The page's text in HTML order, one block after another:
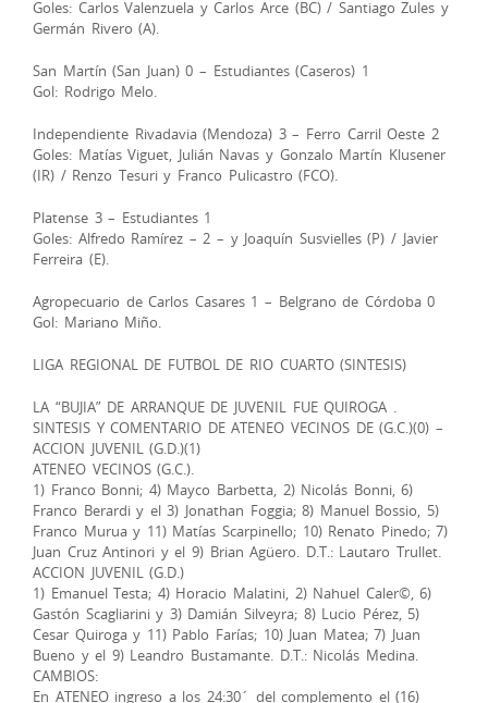
Goles: Carlos Valenzuela y Carlos Arce (BC) / Santiago Zules y
Germán Rivero (A).
San Martín (San Juan) 0 – Estudiantes (Caseros) 1
Gol: Rodrigo Melo.
Independiente Rivadavia (Mendoza) 3 – Ferro Carril Oeste 2
Goles: Matías Viguet, Julián Navas y Gonzalo Martín Klusener
(IR) / Renzo Tesuri y Franco Pulicastro (FCO).
Platense 3 – Estudiantes 1
Goles: Alfredo Ramírez – 2 – y Joaquín Susvielles (P) / Javier
Ferreira (E).
Agropecuario de Carlos Casares 1 – Belgrano de Córdoba 0
Gol: Mariano Miño.
LIGA REGIONAL DE FUTBOL DE RIO CUARTO (SINTESIS)
LA “BUJIA” DE ARRANQUE DE JUVENIL FUE QUIROGA .
SINTESIS Y COMENTARIO DE ATENEO VECINOS DE (G.C.)(0) –
ACCION JUVENIL (G.D.)(1)
ATENEO VECINOS (G.C.).
1) Franco Bonni; 4) Mayco Barbetta, 2) Nicolás Bonni, 6)
Franco Berardi y el 3) Jonathan Foggia; 8) Manuel Bossio, 5)
Franco Murua y 11) Matías Scarpinello; 10) Renato Pinedo; 7)
Juan Cruz Antinori y el 9) Brian Agüero. D.T.: Lautaro Trullet.
ACCION JUVENIL (G.D.)
1) Emanuel Testa; 4) Horacio Malatini, 2) Nahuel Caler©, 6)
Gastón Scagliarini y 3) Damián Silveyra; 8) Lucio Pérez, 5)
Cesar Quiroga y 11) Pablo Farías; 10) Juan Matea; 7) Juan
Bueno y el 9) Leandro Bustamante. D.T.: Nicolás Medina.
CAMBIOS:
En ATENEO ingreso a los 24:30´ del complemento el (16)